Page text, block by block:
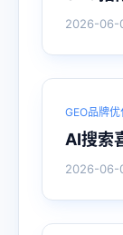
2026-06-
GEO品牌优
AI搜索
2026-06-